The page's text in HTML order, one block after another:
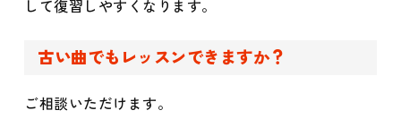
して復習しやすくなります。
古い曲でもレッスンできますか？
ご相談いただけます。